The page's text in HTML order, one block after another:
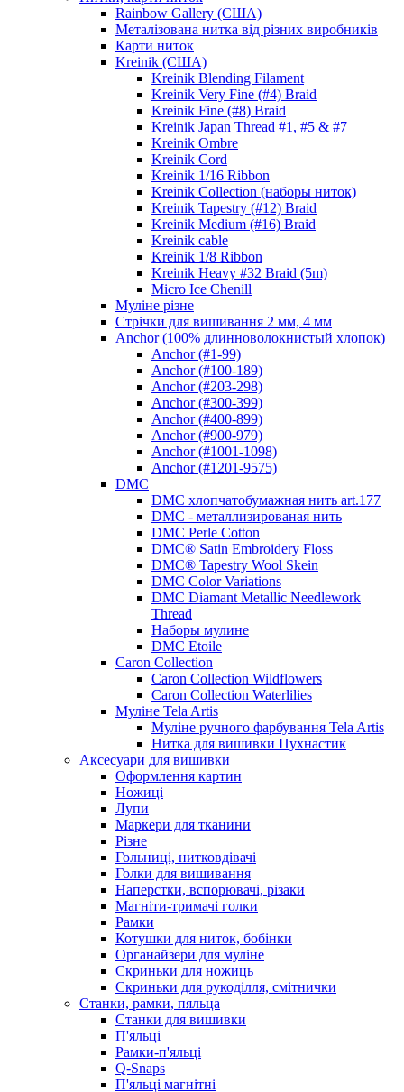
Rainbow Gallery (США)
Металізована нитка від різних виробників
Карти ниток
Kreinik (США)
Kreinik Blending Filament
Kreinik Very Fine (#4) Braid
Kreinik Fine (#8) Braid
Kreinik Japan Thread #1, #5 & #7
Kreinik Ombre
Kreinik Cord
Kreinik 1/16 Ribbon
Kreinik Collection (наборы ниток)
Kreinik Tapestry (#12) Braid
Kreinik Medium (#16) Braid
Kreinik cable
Kreinik 1/8 Ribbon
Kreinik Heavy #32 Braid (5m)
Micro Ice Chenill
Муліне різне
Стрічки для вишивання 2 мм, 4 мм
Anchor (100% длинноволокнистый хлопок)
Anchor (#1-99)
Anchor (#100-189)
Anchor (#203-298)
Anchor (#300-399)
Anchor (#400-899)
Anchor (#900-979)
Anchor (#1001-1098)
Anchor (#1201-9575)
DMC
DMC хлопчатобумажная нить art.177
DMC - металлизированая нить
DMC Perle Cotton
DMC® Satin Embroidery Floss
DMC® Tapestry Wool Skein
DMC Color Variations
DMC Diamant Metallic Needlework
Thread
Наборы мулине
DMC Etoile
Caron Collection
Caron Collection Wildflowers
Caron Collection Waterlilies
Муліне Tela Artis
Муліне ручного фарбування Tela Artis
Нитка для вишивки Пухнастик
Аксесуари для вишивки
Оформлення картин
Ножиці
Лупи
Маркери для тканини
Різне
Гольниці, нитковдівачі
Голки для вишивання
Наперстки, вспорювачі, різаки
Магніти-тримачі голки
Рамки
Котушки для ниток, бобінки
Органайзери для муліне
Скриньки для ножиць
Скриньки для рукоділля, смітнички
Станки, рамки, пяльца
Станки для вишивки
П'яльці
Рамки-п'яльці
Q-Snaps
П'яльці магнітні